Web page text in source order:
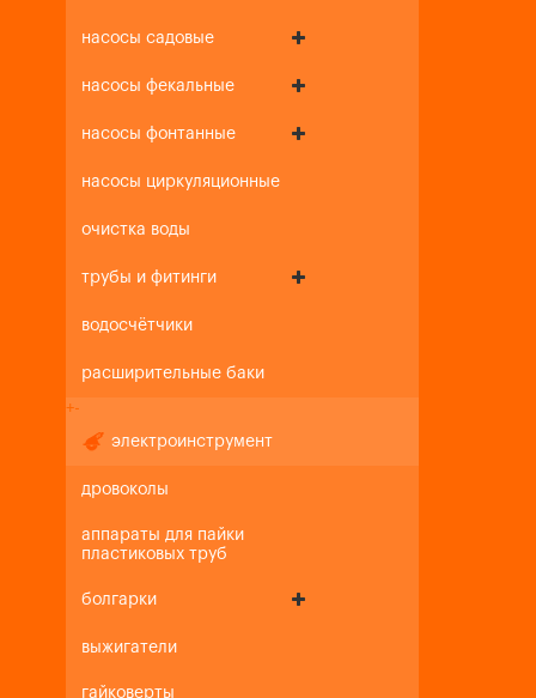
насосы садовые
насосы фекальные
насосы фонтанные
насосы циркуляционные
очистка воды
трубы и фитинги
водосчётчики
расширительные баки
+-
электроинструмент
дровоколы
аппараты для пайки
пластиковых труб
болгарки
выжигатели
гайковерты